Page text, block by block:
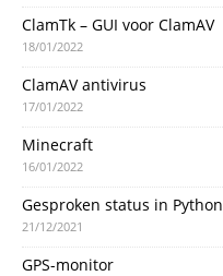
ClamTk – GUI voor ClamAV
18/01/2022
ClamAV antivirus
17/01/2022
Minecraft
16/01/2022
Gesproken status in Python
21/12/2021
GPS-monitor